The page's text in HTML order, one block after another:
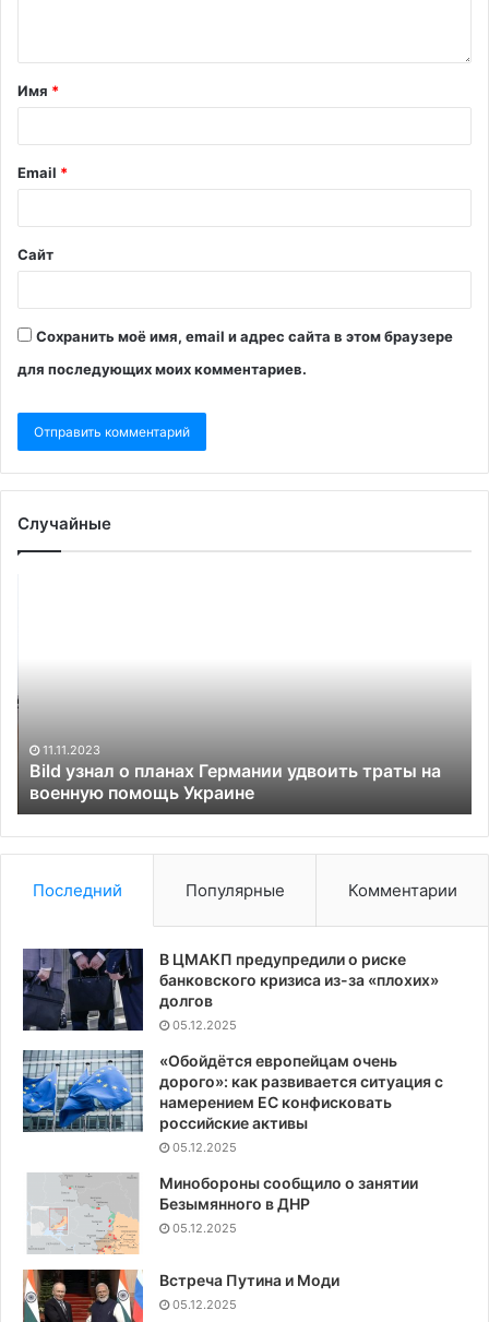
Имя *
Email *
Сайт
Сохранить моё имя, email и адрес сайта в этом браузере
для последующих моих комментариев.
Случайные
удвоить
на
военную
помощь
Украине
11.11.2023
Bild узнал о планах Германии удвоить траты на
военную помощь Украине
Последний Популярные Комментарии
В ЦМАКП предупредили о риске
банковского кризиса из-за «плохих»
долгов
05.12.2025
«Обойдётся европейцам очень
дорого»: как развивается ситуация с
намерением ЕС конфисковать
российские активы
05.12.2025
Минобороны сообщило о занятии
Безымянного в ДНР
05.12.2025
Встреча Путина и Моди
05.12.2025